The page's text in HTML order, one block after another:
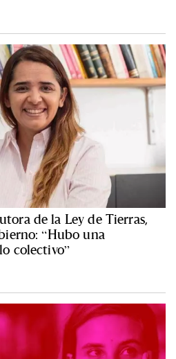
de la Ley de Tierras,
“Hubo una
colectivo”